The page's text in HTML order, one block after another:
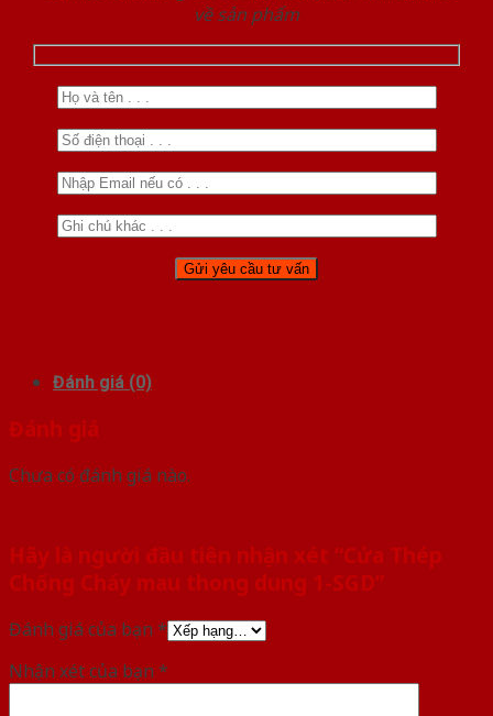
về sản phẩm
Đánh giá (0)
Đánh giá
Chưa có đánh giá nào.
Hãy là người đầu tiên nhận xét “Cửa Thép
Chống Cháy mau thong dung 1-SGD”
Đánh giá của bạn *
Nhận xét của bạn *